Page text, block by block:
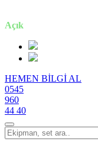
Açık
HEMEN BİLGİ AL
0545
960
44 40